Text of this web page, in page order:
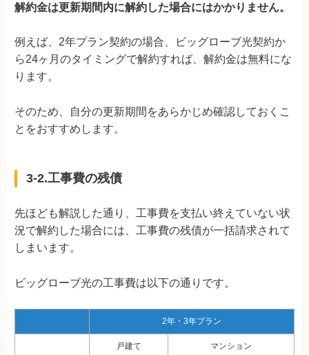
解約金は更新期間内に解約した場合にはかかりません。
例えば、2年プラン契約の場合、ビッグローブ光契約か
ら24ヶ月のタイミングで解約すれば、解約金は無料にな
ります。
そのため、自分の更新期間をあらかじめ確認しておくこ
とをおすすめします。
3-2.工事費の残債
先ほども解説した通り、工事費を支払い終えていない状
況で解約した場合には、工事費の残債が一括請求されて
しまいます。
ビッグローブ光の工事費は以下の通りです。
2年・3年プラン
戸建て マンション